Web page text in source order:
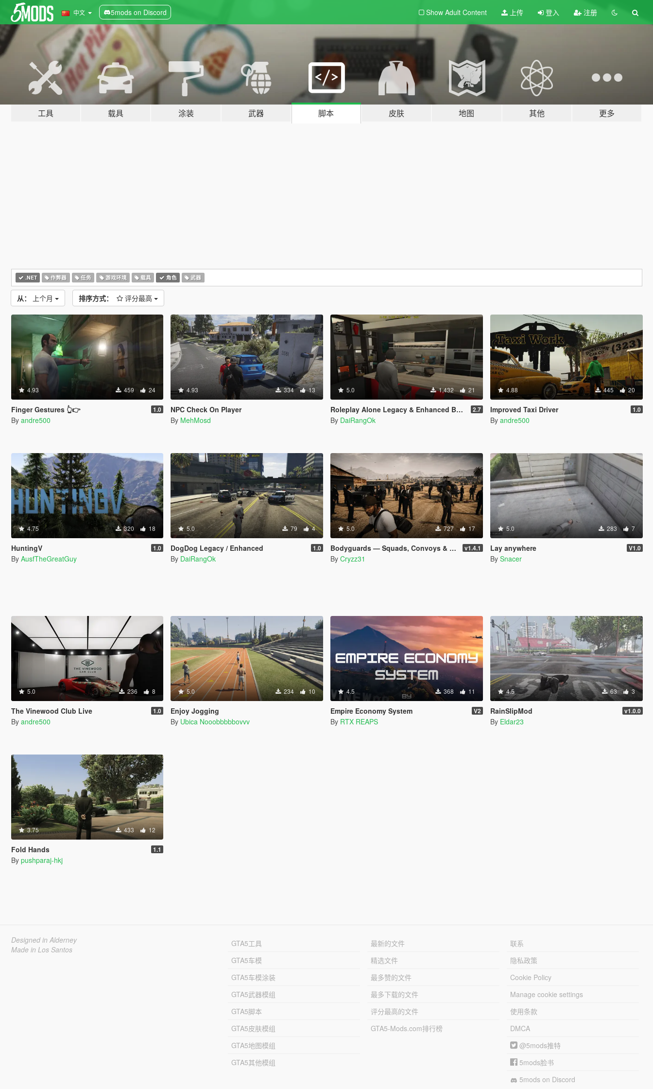
中文 5mods on Discord Show Adult Content 上传 登入 注册
工具 载具 涂装 武器 脚本 皮肤 地图 其他 更多
.NET 作弊器 任务 游戏环境 载具 角色 武器
从： 上个月 排序方式： 评分最高
4.93 459 24
Finger Gestures 👆👉 1.0
By andre500
4.93 334 13
NPC Check On Player
By MehMosd
5.0 1,432 21
Roleplay Alone Legacy & Enhanced BETA TEST 2.7
By DaiRangOk
4.88 445 20
Improved Taxi Driver 1.0
By andre500
4.75 320 18
HuntingV 1.0
By AusfTheGreatGuy
5.0 79 4
DogDog Legacy / Enhanced 1.0
By DaiRangOk
5.0 727 17
Bodyguards — Squads, Convoys & Helicopter Extraction v1.4.1
By Cryzz31
5.0 283 7
Lay anywhere V1.0
By Snacer
5.0 236 8
The Vinewood Club Live 1.0
By andre500
5.0 234 10
Enjoy Jogging
By Ubica Nooobbbbbovvv
4.5 368 11
Empire Economy System V2
By RTX REAPS
4.5 63 3
RainSlipMod v1.0.0
By Eldar23
3.75 433 12
Fold Hands 1.1
By pushparaj-hkj
Designed in Alderney
Made in Los Santos
GTA5工具
GTA5车模
GTA5车模涂装
GTA5武器模组
GTA5脚本
GTA5皮肤模组
GTA5地图模组
GTA5其他模组
最新的文件
精选文件
最多赞的文件
最多下载的文件
评分最高的文件
GTA5-Mods.com排行榜
联系
隐私政策
Cookie Policy
Manage cookie settings
使用条款
DMCA
@5mods推特
5mods脸书
5mods on Discord